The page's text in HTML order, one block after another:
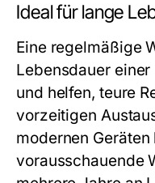
Ideal für lange
Eine regelmäßige
Lebensdauer
und helfen, teure
vorzeitigen
modernen
vorausschauende